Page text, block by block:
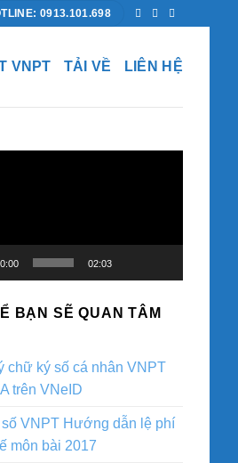
0913.101.698
VNPT TẢI VỀ LIÊN HỆ
02:03
BẠN SẼ QUAN TÂM
chữ ký số cá nhân VNPT
trên VNeID
VNPT Hướng dẫn lệ phí
môn bài 2017